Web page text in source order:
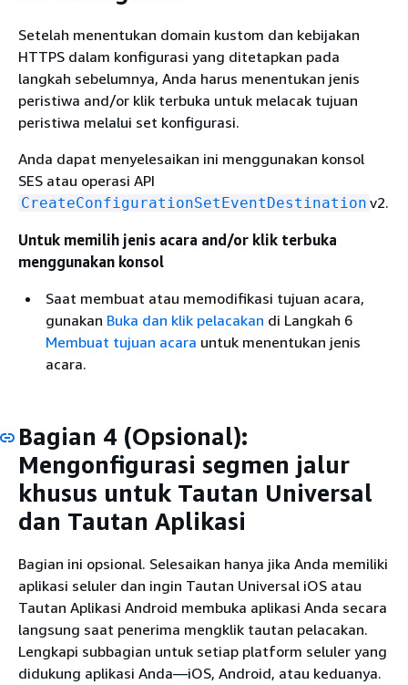
Setelah menentukan domain kustom dan kebijakan
HTTPS dalam konfigurasi yang ditetapkan pada
langkah sebelumnya, Anda harus menentukan jenis
peristiwa and/or klik terbuka untuk melacak tujuan
peristiwa melalui set konfigurasi.
Anda dapat menyelesaikan ini menggunakan konsol
SES atau operasi API
CreateConfigurationSetEventDestination v2.
Untuk memilih jenis acara and/or klik terbuka
menggunakan konsol
Saat membuat atau memodifikasi tujuan acara,
gunakan Buka dan klik pelacakan di Langkah 6
Membuat tujuan acara untuk menentukan jenis
acara.
Bagian 4 (Opsional):
Mengonfigurasi segmen jalur
khusus untuk Tautan Universal
dan Tautan Aplikasi
Bagian ini opsional. Selesaikan hanya jika Anda memiliki
aplikasi seluler dan ingin Tautan Universal iOS atau
Tautan Aplikasi Android membuka aplikasi Anda secara
langsung saat penerima mengklik tautan pelacakan.
Lengkapi subbagian untuk setiap platform seluler yang
didukung aplikasi Anda—iOS, Android, atau keduanya.